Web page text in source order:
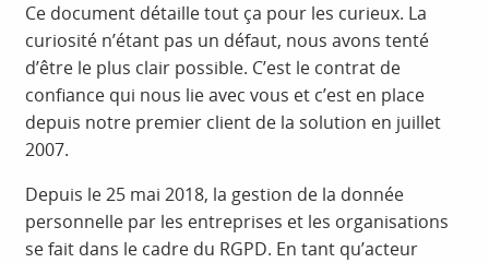
Ce document détaille tout ça pour les curieux. La
curiosité n’étant pas un défaut, nous avons tenté
d’être le plus clair possible. C’est le contrat de
confiance qui nous lie avec vous et c’est en place
depuis notre premier client de la solution en juillet
2007.
Depuis le 25 mai 2018, la gestion de la donnée
personnelle par les entreprises et les organisations
se fait dans le cadre du RGPD. En tant qu’acteur